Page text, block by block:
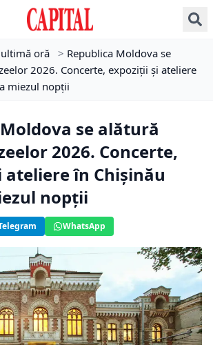
oră > Republica Moldova se
2026. Concerte, expoziții și ateliere
miezul nopții
se alătură
2026. Concerte,
ateliere în Chișinău
nopții
WhatsApp